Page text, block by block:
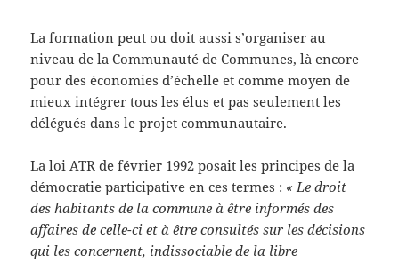
La formation peut ou doit aussi s’organiser au
niveau de la Communauté de Communes, là encore
pour des économies d’échelle et comme moyen de
mieux intégrer tous les élus et pas seulement les
délégués dans le projet communautaire.
La loi ATR de février 1992 posait les principes de la
démocratie participative en ces termes : « Le droit
des habitants de la commune à être informés des
affaires de celle-ci et à être consultés sur les décisions
qui les concernent, indissociable de la libre